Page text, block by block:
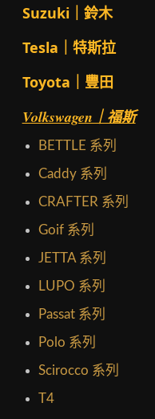
Suzuki｜鈴木
Tesla｜特斯拉
Toyota｜豐田
Volkswagen｜福斯
BETTLE 系列
Caddy 系列
CRAFTER 系列
Goif 系列
JETTA 系列
LUPO 系列
Passat 系列
Polo 系列
Scirocco 系列
T4